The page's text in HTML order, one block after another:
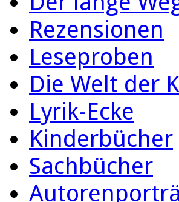
Rezensionen
Leseproben
Die Welt der
Lyrik-Ecke
Kinderbücher
Sachbücher